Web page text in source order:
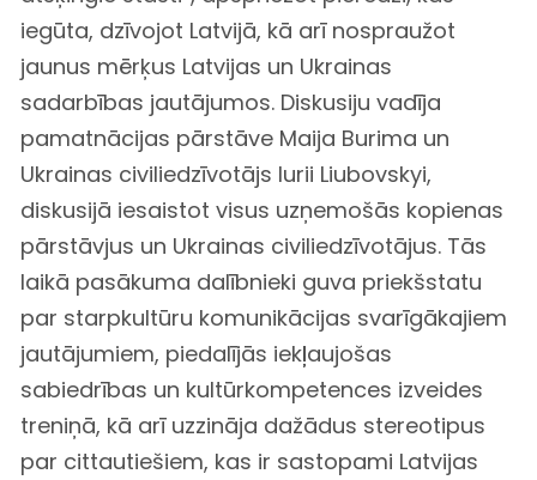
iegūta, dzīvojot Latvijā, kā arī nospraužot
jaunus mērķus Latvijas un Ukrainas
sadarbības jautājumos. Diskusiju vadīja
pamatnācijas pārstāve Maija Burima un
Ukrainas civiliedzīvotājs Iurii Liubovskyi,
diskusijā iesaistot visus uzņemošās kopienas
pārstāvjus un Ukrainas civiliedzīvotājus. Tās
laikā pasākuma dalībnieki guva priekšstatu
par starpkultūru komunikācijas svarīgākajiem
jautājumiem, piedalījās iekļaujošas
sabiedrības un kultūrkompetences izveides
treniņā, kā arī uzzināja dažādus stereotipus
par cittautiešiem, kas ir sastopami Latvijas